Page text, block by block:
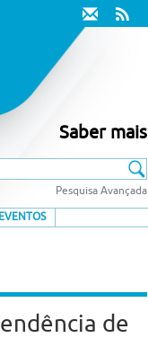
Saber mais
Pesquisa Avançada
de